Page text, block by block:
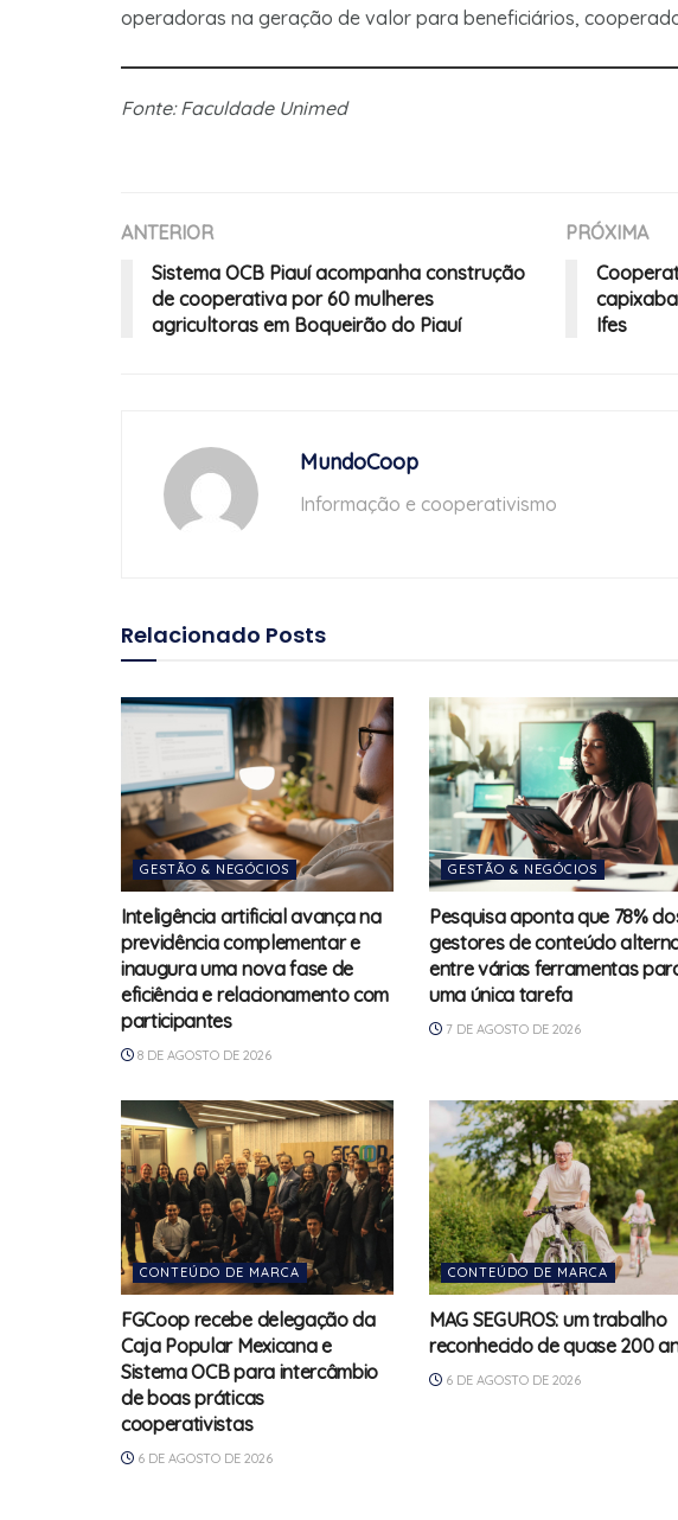
operadoras na geração de valor para beneficiários,
Fonte: Faculdade Unimed
ANTERIOR
Sistema OCB Piauí acompanha construção
de cooperativa por 60 mulheres
agricultoras em Boqueirão do Piauí
PRÓXIMA
Ifes
MundoCoop
Informação e cooperativismo
Relacionado Posts
GESTÃO & NEGÓCIOS
Inteligência artificial avança na
previdência complementar e
inaugura uma nova fase de
eficiência e relacionamento com
participantes
8 DE AGOSTO DE 2026
GESTÃO & NEGÓCIOS
Pesquisa aponta que 78%
gestores de conteúdo
entre várias ferramentas
uma única tarefa
7 DE AGOSTO DE 2026
CONTEÚDO DE MARCA
FGCoop recebe delegação da
Caja Popular Mexicana e
Sistema OCB para intercâmbio
de boas práticas
cooperativistas
6 DE AGOSTO DE 2026
CONTEÚDO DE MARCA
MAG SEGUROS: um trabalho
reconhecido de quase 200
6 DE AGOSTO DE 2026